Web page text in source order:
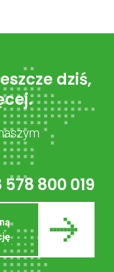
dziś,
800 019